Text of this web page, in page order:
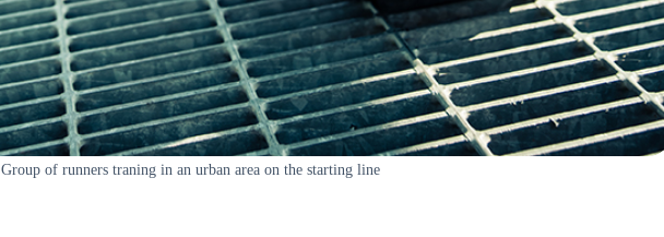
Group of runners traning in an urban area on the starting line